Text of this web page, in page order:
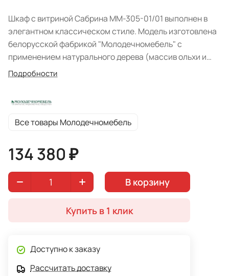
Шкаф с витриной Сабрина ММ-305-01/01 выполнен в
элегантном классическом стиле. Модель изготовлена
белорусской фабрикой "Молодечномебель" с
применением натурального дерева (массив ольхи и
бука) в сочетании со шпоном бука и дуба. Модуль
Подробности
Все товары Молодечномебель
134 380 ₽
В корзину
Купить в 1 клик
Доступно к заказу
Рассчитать доставку